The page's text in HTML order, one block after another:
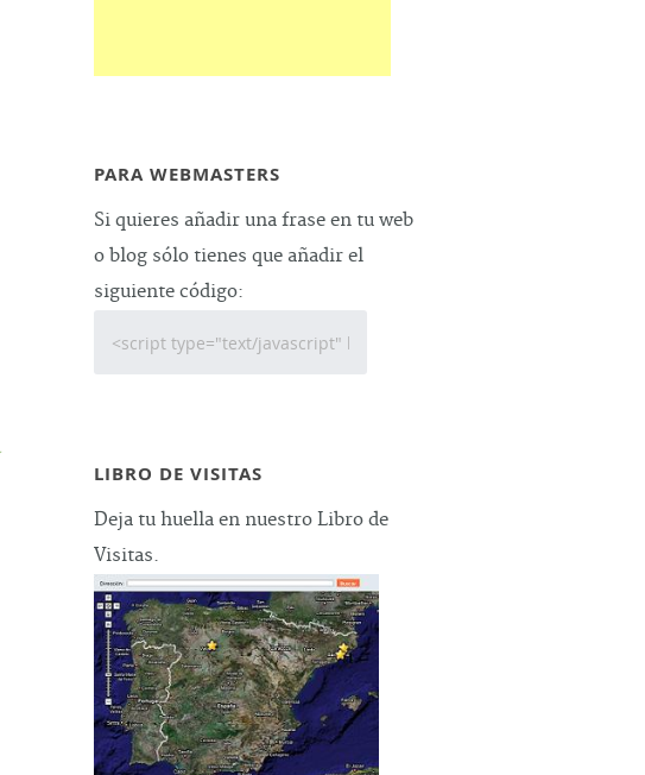
PARA WEBMASTERS
Si quieres añadir una frase en tu web
o blog sólo tienes que añadir el
siguiente código:
LIBRO DE VISITAS
Deja tu huella en nuestro Libro de
Visitas.